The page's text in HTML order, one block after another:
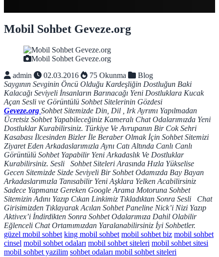
Mobil Sohbet Geveze.org
Mobil Sohbet Geveze.org
admin
02.03.2016 75 Okunma
Blog
Saygının Sevginin Öncü Olduğu Kardeşliğin Dostluğun Baki
Kalacağı Seviyeli İnsanların Barınacağı Yeni Dostluklara Kucak
Açan Sesli ve Görüntülü Sohbet Sitelerinin Gözdesi
Geveze.org Sohbet Sitemizde Din, Dil , Irk Ayrımı Yapılmadan
Ücretsiz Sohbet Yapabileceğiniz Kameralı Chat Odalarımızda Yeni
Dostluklar Kurabilirsiniz. Türkiye Ve Avrupanın Bir Cok Sehri
Kasabası İlcesinden Bizler İle Beraber Olmak İçin Sohbet Sitemizi
Ziyaret Eden Arkadaslarımızla Aynı Catı Altında Canlı Canlı
Görüntülü Sohbet Yapabilir Yeni Arkadaslık Ve Dostluklar
Kurabilirsiniz. Sesli Sohbet Siteleri Arasında Hızla Yükselise
Gecen Sitemizde Sizde Seviyeli Bir Sohbet Odamızda Bay Bayan
Arkadaslarımızla Tanısabilir Yeni Aşklara Yelken Acabilirsiniz
Sadece Yapmanız Gereken Google Arama Motoruna Sohbet
Sitemizin Adını Yazıp Cıkan Linkimiz Tıkladıktan Sonra Sesli Chat
Girisimizden Tıklayarak Acılan Sohbet Paneline Nick’i Nizi Yazıp
Aktivex’i İndirdikten Sonra Sohbet Odalarımıza Dahil Olabilir
Eğlenceli Chat Ortamımızdan Yaralanabilirsiniz İyi Sohbetler.
güzel mobil sohbet king mobil sohbet mobil sohbet biz mobil sohbet
cinsel mobil sohbet odaları mobil sohbet siteleri mobil sohbet sitesi
mobil sohbet yazilim sohbet odaları mobil sohbet siteleri